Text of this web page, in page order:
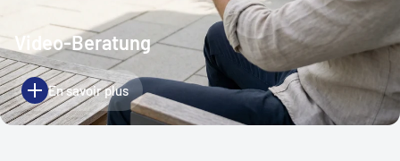
Video-Beratung
En savoir plus